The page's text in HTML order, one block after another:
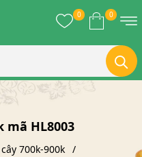
0 0
mã HL8003
700k-900k